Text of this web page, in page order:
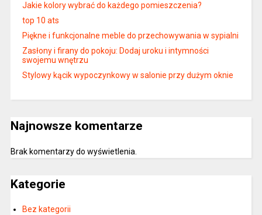
Jakie kolory wybrać do każdego pomieszczenia?
top 10 ats
Piękne i funkcjonalne meble do przechowywania w sypialni
Zasłony i firany do pokoju: Dodaj uroku i intymności
swojemu wnętrzu
Stylowy kącik wypoczynkowy w salonie przy dużym oknie
Najnowsze komentarze
Brak komentarzy do wyświetlenia.
Kategorie
Bez kategorii